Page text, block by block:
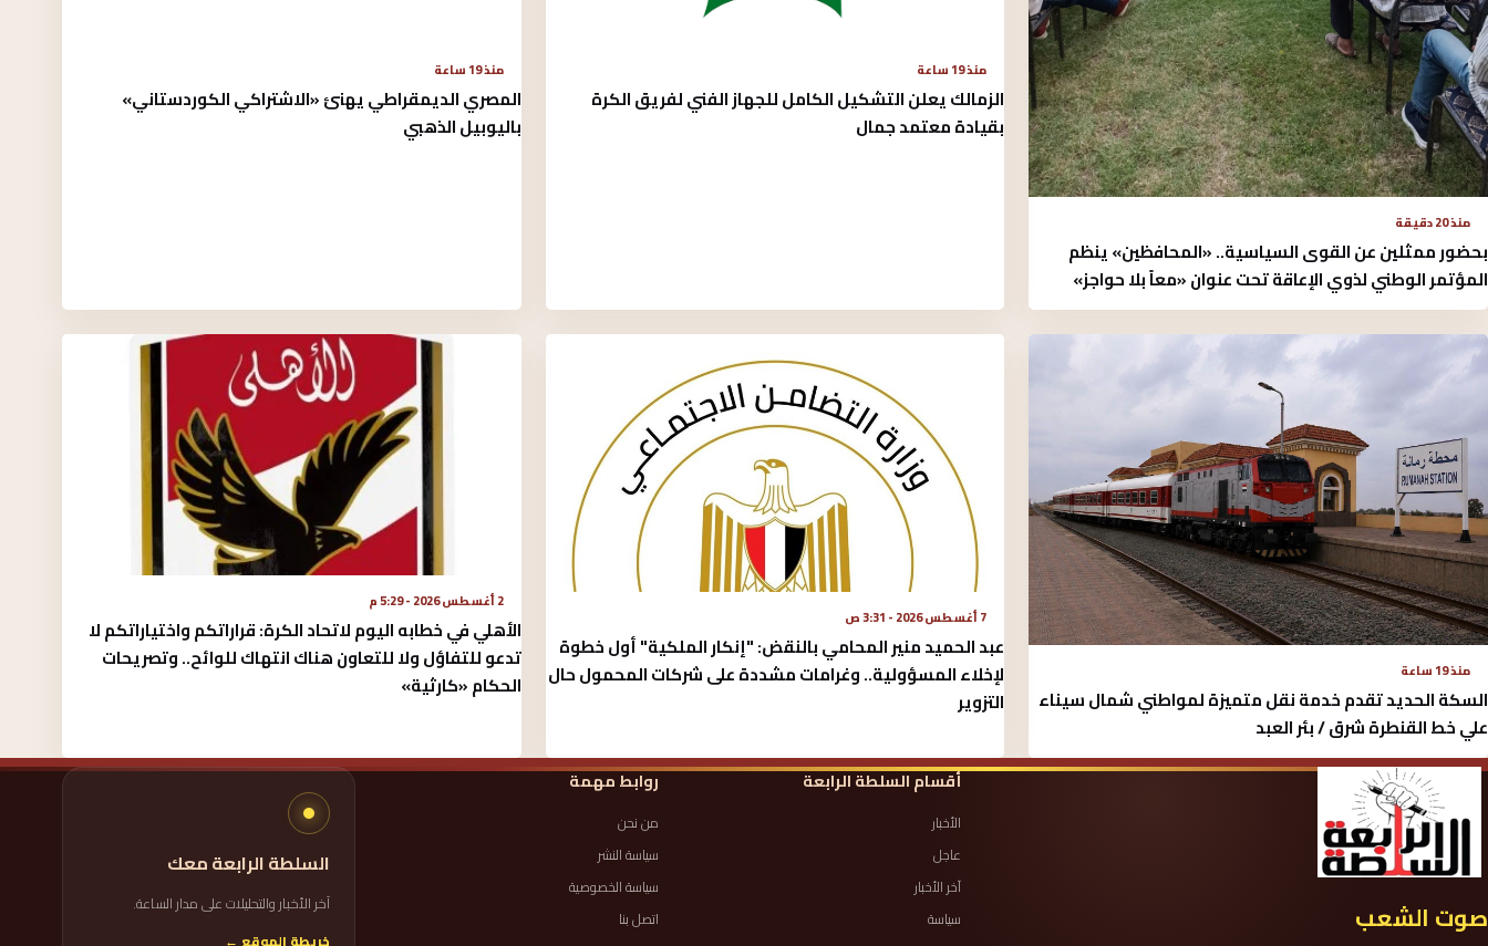
منذ 20 دقيقة
بحضور ممثلين عن القوى السياسية.. «المحافظين» ينظم
المؤتمر الوطني لذوي الإعاقة تحت عنوان «معاً بلا حواجز»
منذ 19 ساعة
الزمالك يعلن التشكيل الكامل للجهاز الفني لفريق الكرة
بقيادة معتمد جمال
منذ 19 ساعة
المصري الديمقراطي يهنئ «الاشتراكي الكوردستاني»
باليوبيل الذهبي
منذ 19 ساعة
السكة الحديد تقدم خدمة نقل متميزة لمواطني شمال سيناء
علي خط القنطرة شرق / بئر العبد
7 أغسطس 2026 - 3:31 ص
عبد الحميد منير المحامي بالنقض: "إنكار الملكية" أول خطوة
لإخلاء المسؤولية.. وغرامات مشددة على شركات المحمول حال
التزوير
2 أغسطس 2026 - 5:29 م
الأهلي في خطابه اليوم لاتحاد الكرة:‏ قراراتكم واختياراتكم لا
تدعو للتفاؤل ولا للتعاون هناك انتهاك للوائح.. وتصريحات
الحكام «كارثية»‏
صوت الشعب
أقسام السلطة الرابعة
الأخبار
عاجل
آخر الأخبار
سياسة
روابط مهمة
من نحن
سياسة النشر
سياسة الخصوصية
اتصل بنا
السلطة الرابعة معك
آخر الأخبار والتحليلات على مدار الساعة.
خريطة الموقع ←